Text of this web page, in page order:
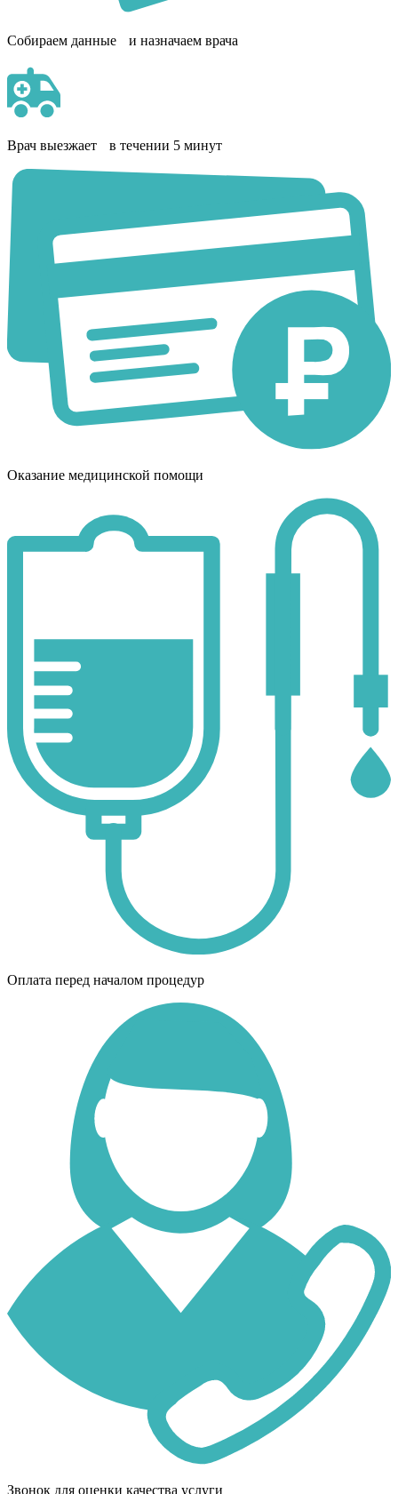
Собираем данные и назначаем врача
Врач выезжает в течении 5 минут
Оказание медицинской помощи
Оплата перед началом процедур
Звонок для оценки качества услуги